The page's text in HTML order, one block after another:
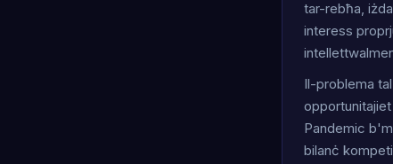
tar-rebħa,
interess
Il-problema
Pandemic
bilanċ